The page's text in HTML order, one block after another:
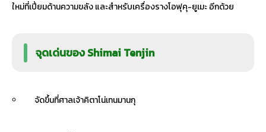
ใหม่ที่เปี่ยมด้านความขลัง และสำหรับเครื่องรางโอฟุคุ-ยูเมะ อีกด้วย
จุดเด่นของ Shimai Tenjin
จัดขึ้นที่ศาลเจ้าคิตาโน่เทนมานกุ